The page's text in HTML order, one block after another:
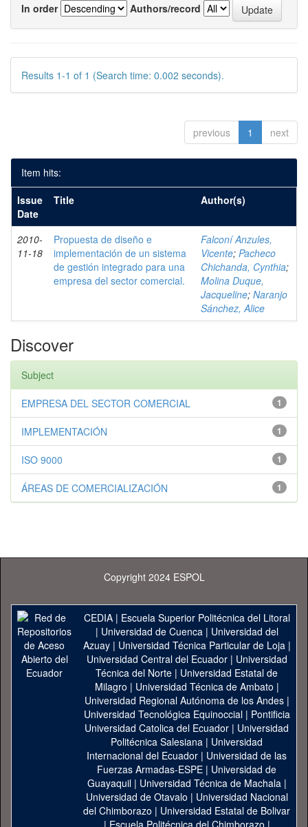
In order
Authors/record
Results 1-1 of 1 (Search time: 0.002 seconds).
previous 1 next
Item hits:
Issue
Date
Title Author(s)
2010-
11-18
Propuesta de diseño e
implementación de un sistema
de gestión integrado para una
empresa del sector comercial.
Falconí Anzules,
Vicente; Pacheco
Chichanda, Cynthia;
Molina Duque,
Jacqueline; Naranjo
Sánchez, Alice
Discover
Subject
1
EMPRESA DEL SECTOR COMERCIAL
1
IMPLEMENTACIÓN
1
ISO 9000
1
ÁREAS DE COMERCIALIZACIÓN
Copyright 2024 ESPOL
CEDIA| Escuela Superior Politécnica del Litoral
| Universidad de Cuenca| Universidad del
Azuay| Universidad Técnica Particular de Loja|
Universidad Central del Ecuador| Universidad
Técnica del Norte | Universidad Estatal de
Milagro | Universidad Técnica de Ambato |
Universidad Regional Autónoma de los Andes|
Universidad Tecnológica Equinoccial| Pontificia
Universidad Catolica del Ecuador | Universidad
Politécnica Salesiana | Universidad
Internacional del Ecuador | Universidad de las
Fuerzas Armadas-ESPE | Universidad de
Guayaquil| Universidad Técnica de Machala|
Universidad de Otavalo | Universidad Nacional
del Chimborazo | Universidad Estatal de Bolivar
| Escuela Politécnica del Chimborazo |